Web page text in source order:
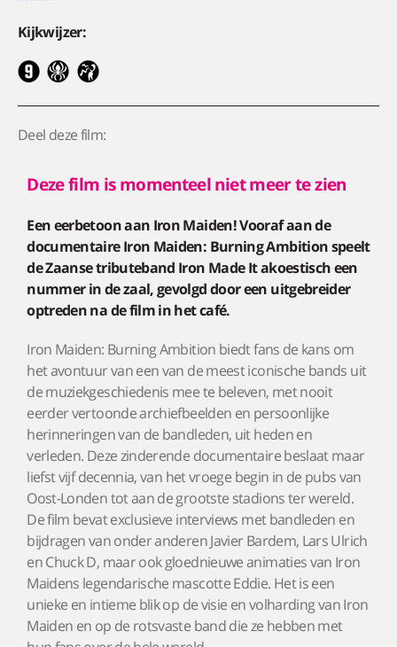
Kijkwijzer:
Deel deze film:
Deze film is momenteel niet meer te zien
Een eerbetoon aan Iron Maiden! Vooraf aan de
documentaire Iron Maiden: Burning Ambition speelt
de Zaanse tributeband Iron Made It akoestisch een
nummer in de zaal, gevolgd door een uitgebreider
optreden na de film in het café.
Iron Maiden: Burning Ambition biedt fans de kans om
het avontuur van een van de meest iconische bands uit
de muziekgeschiedenis mee te beleven, met nooit
eerder vertoonde archiefbeelden en persoonlijke
herinneringen van de bandleden, uit heden en
verleden. Deze zinderende documentaire beslaat maar
liefst vijf decennia, van het vroege begin in de pubs van
Oost-Londen tot aan de grootste stadions ter wereld.
De film bevat exclusieve interviews met bandleden en
bijdragen van onder anderen Javier Bardem, Lars Ulrich
en Chuck D, maar ook gloednieuwe animaties van Iron
Maidens legendarische mascotte Eddie. Het is een
unieke en intieme blik op de visie en volharding van Iron
Maiden en op de rotsvaste band die ze hebben met